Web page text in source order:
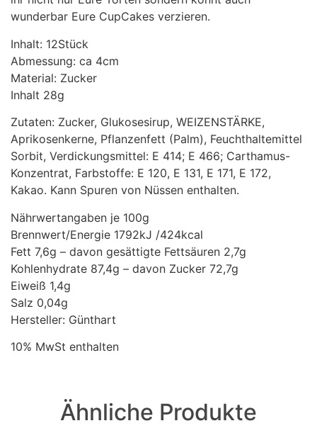
wunderbar Eure CupCakes verzieren.
Inhalt: 12Stück
Abmessung: ca 4cm
Material: Zucker
Inhalt 28g
Zutaten: Zucker, Glukosesirup, WEIZENSTÄRKE,
Aprikosenkerne, Pflanzenfett (Palm), Feuchthaltemittel
Sorbit, Verdickungsmittel: E 414; E 466; Carthamus-
Konzentrat, Farbstoffe: E 120, E 131, E 171, E 172,
Kakao. Kann Spuren von Nüssen enthalten.
Nährwertangaben je 100g
Brennwert/Energie 1792kJ /424kcal
Fett 7,6g – davon gesättigte Fettsäuren 2,7g
Kohlenhydrate 87,4g – davon Zucker 72,7g
Eiweiß 1,4g
Salz 0,04g
Hersteller: Günthart
10% MwSt enthalten
Ähnliche Produkte